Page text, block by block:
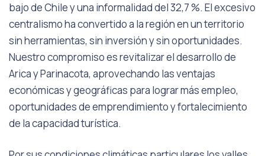
bajo de Chile y una informalidad del 32,7 %. El excesivo
centralismo ha convertido a la región en un territorio
sin herramientas, sin inversión y sin oportunidades.
Nuestro compromiso es revitalizar el desarrollo de
Arica y Parinacota, aprovechando las ventajas
económicas y geográficas para lograr más empleo,
oportunidades de emprendimiento y fortalecimiento
de la capacidad turística.